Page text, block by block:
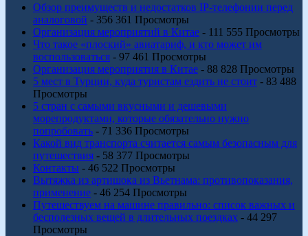
Обзор преимуществ и недостатков IP-телефонии перед
аналоговой - 356 361 Просмотры
Организация мероприятий в Китае - 111 555 Просмотры
Что такое «плоский» авиатариф, и кто может им
воспользоваться - 97 461 Просмотры
Организация мероприятия в Китае - 88 828 Просмотры
5 мест в Турции, куда туристам ездить не стоит - 83 488
Просмотры
5 стран с самыми вкусными и дешевыми
морепродуктами, которые обязательно нужно
попробовать - 71 336 Просмотры
Какой вид транспорта считается самым безопасным для
путешествия - 58 377 Просмотры
Контакты - 46 522 Просмотры
Вытяжка из артишока из Вьетнама: противопоказания,
применение - 46 254 Просмотры
Путешествуем на машине правильно: список важных и
бесполезных вещей в длительных поездках - 44 297
Просмотры